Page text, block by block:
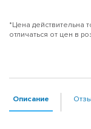
*Цена действительна
отличаться от цен в
Описание